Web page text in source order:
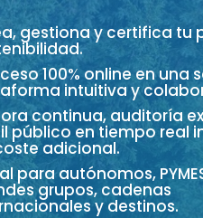
gestiona y certifica tu
100% online en una
intuitiva y
continua, auditoría
público en tiempo real
adicional.
para autónomos,
grupos, cadenas
y destinos.